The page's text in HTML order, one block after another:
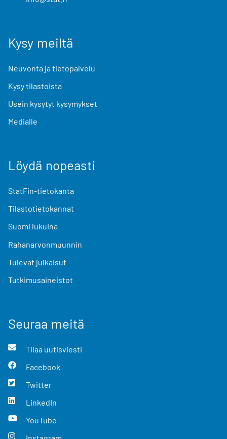
Kysy meiltä
Neuvonta ja tietopalvelu
Kysy tilastoista
Usein kysytyt kysymykset
Medialle
Löydä nopeasti
StatFin-tietokanta
Tilastotietokannat
Suomi lukuina
Rahanarvonmuunnin
Tulevat julkaisut
Tutkimusaineistot
Seuraa meitä
Tilaa uutisviesti
Facebook
Twitter
LinkedIn
YouTube